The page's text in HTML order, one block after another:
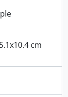
cm